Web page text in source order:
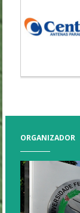
ORGANIZADOR